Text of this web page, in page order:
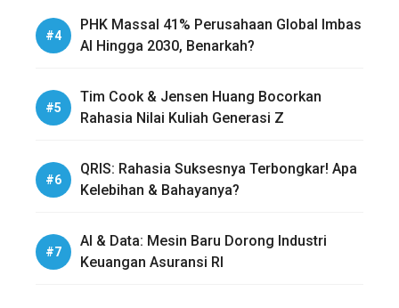
PHK Massal 41% Perusahaan Global Imbas
AI Hingga 2030, Benarkah?
Tim Cook & Jensen Huang Bocorkan
Rahasia Nilai Kuliah Generasi Z
QRIS: Rahasia Suksesnya Terbongkar! Apa
Kelebihan & Bahayanya?
AI & Data: Mesin Baru Dorong Industri
Keuangan Asuransi RI